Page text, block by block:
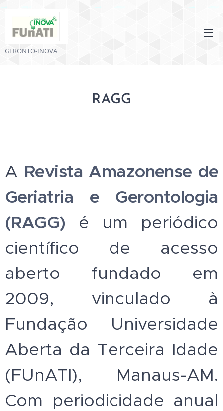
GERONTO-INOVA
RAGG
A Revista Amazonense de
Geriatria e Gerontologia
(RAGG) é um periódico
científico de acesso
aberto fundado em
2009, vinculado à
Fundação Universidade
Aberta da Terceira Idade
(FUnATI), Manaus-AM.
Com periodicidade anual